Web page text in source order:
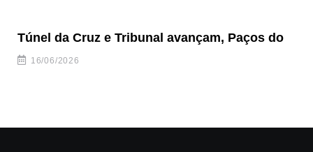
Túnel da Cruz e Tribunal avançam, Paços do
16/06/2026